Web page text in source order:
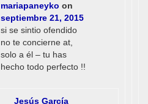
mariapaneyko on
septiembre 21, 2015
si se sintio ofendido
no te concierne at,
solo a él – tu has
hecho todo perfecto !!
Jesús García